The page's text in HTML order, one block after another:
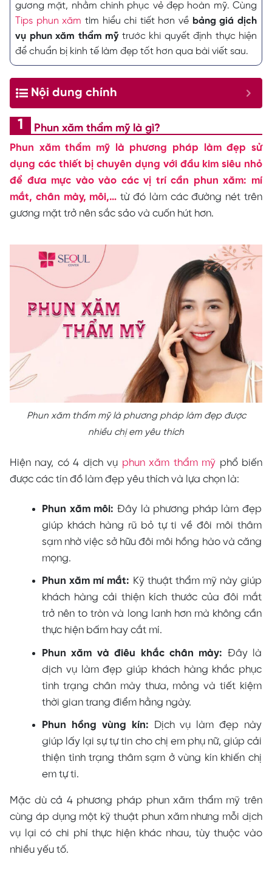
gương mặt, nhằm chinh phục vẻ đẹp hoàn mỹ. Cùng
Tips phun xăm tìm hiểu chi tiết hơn về bảng giá dịch
vụ phun xăm thẩm mỹtrước khi quyết định thực hiện
để chuẩn bị kinh tế làm đẹp tốt hơn qua bài viết sau.
Nội dung chính
Phun xăm thẩm mỹ là gì?
Phun xăm thẩm mỹ là phương pháp làm đẹp sử
dụng các thiết bị chuyên dụng với đầu kim siêu nhỏ
để đưa mực vào vào các vị trí cần phun xăm: mí
mắt, chân mày, môi,… từ đó làm các đường nét trên
gương mặt trở nên sắc sảo và cuốn hút hơn.
Phun xăm thẩm mỹ là phương pháp làm đẹp được
nhiều chị em yêu thích
Hiện nay, có 4 dịch vụ phun xăm thẩm mỹ phổ biến
được các tín đồ làm đẹp yêu thích và lựa chọn là:
Phun xăm môi: Đây là phương pháp làm đẹp
giúp khách hàng rũ bỏ tự ti về đôi môi thâm
sạm nhờ việc sở hữu đôi môi hồng hào và căng
mọng.
Phun xăm mí mắt: Kỹ thuật thẩm mỹ này giúp
khách hàng cải thiện kích thước của đôi mắt
trở nên to tròn và long lanh hơn mà không cần
thực hiện bấm hay cắt mí.
Phun xăm và điêu khắc chân mày: Đây là
dịch vụ làm đẹp giúp khách hàng khắc phục
tình trạng chân mày thưa, mỏng và tiết kiệm
thời gian trang điểm hằng ngày.
Phun hồng vùng kín: Dịch vụ làm đẹp này
giúp lấy lại sự tự tin cho chị em phụ nữ, giúp cải
thiện tình trạng thâm sạm ở vùng kín khiến chị
em tự ti.
Mặc dù cả 4 phương pháp phun xăm thẩm mỹ trên
cùng áp dụng một kỹ thuật phun xăm nhưng mỗi dịch
vụ lại có chi phí thực hiện khác nhau, tùy thuộc vào
nhiều yếu tố.